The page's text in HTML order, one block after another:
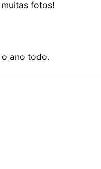
fotos!
o ano todo.